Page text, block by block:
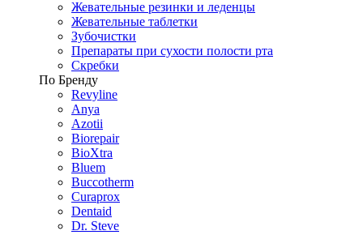
Жевательные резинки и леденцы
Жевательные таблетки
Зубочистки
Препараты при сухости полости рта
Скребки
По Бренду
Revyline
Anya
Azotii
Biorepair
BioXtra
Bluem
Buccotherm
Curaprox
Dentaid
Dr. Steve